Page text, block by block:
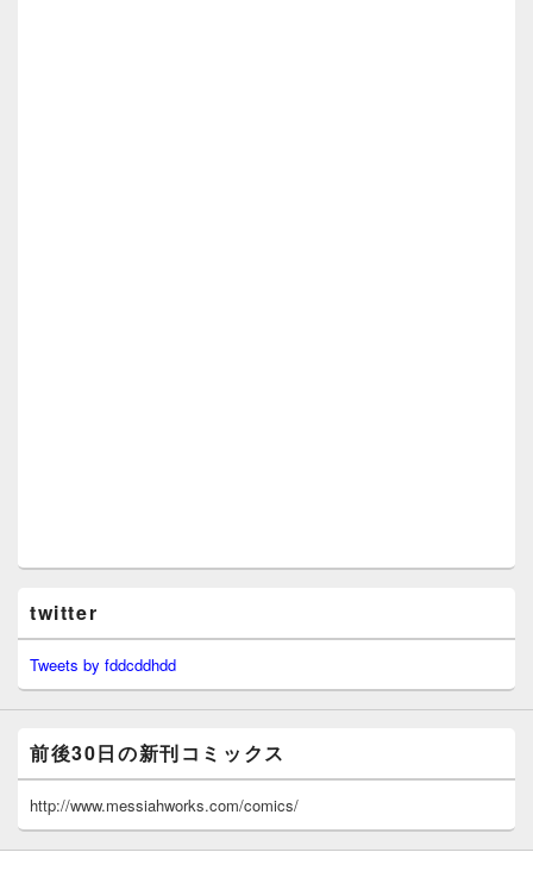
twitter
Tweets by fddcddhdd
前後30日の新刊コミックス
http://www.messiahworks.com/comics/